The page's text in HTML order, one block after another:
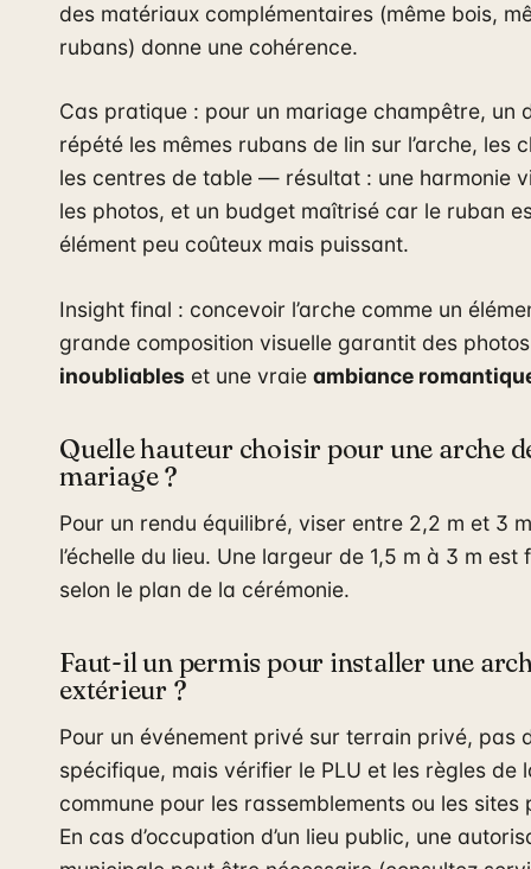
des matériaux complémentaires (même bois,
rubans) donne une cohérence.
Cas pratique : pour un mariage champêtre, un
répété les mêmes rubans de lin sur l’arche, les
les centres de table — résultat : une harmonie
les photos, et un budget maîtrisé car le ruban
élément peu coûteux mais puissant.
Insight final : concevoir l’arche comme un
grande composition visuelle garantit des photos
inoubliables et une vraie ambiance
Quelle hauteur choisir pour une arche
mariage ?
Pour un rendu équilibré, viser entre 2,2 m et 3
l’échelle du lieu. Une largeur de 1,5 m à 3 m est
selon le plan de la cérémonie.
Faut-il un permis pour installer une
extérieur ?
Pour un événement privé sur terrain privé, pas
spécifique, mais vérifier le PLU et les règles de
commune pour les rassemblements ou les sites
En cas d’occupation d’un lieu public, une